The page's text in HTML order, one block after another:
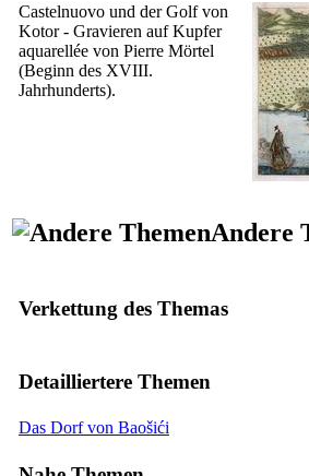
Castelnuovo und der Golf von
Kotor - Gravieren auf Kupfer
aquarellée von Pierre Mörtel
(Beginn des XVIII.
Jahrhunderts).
Andere
Verkettung des Themas
Detailliertere Themen
Das Dorf von Baošići